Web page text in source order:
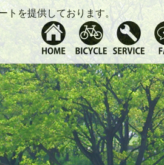
トを提供しております。